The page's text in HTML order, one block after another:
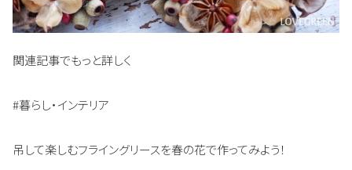
関連記事でもっと詳しく
#暮らし・インテリア
吊して楽しむフライングリースを春の花で作ってみよう！